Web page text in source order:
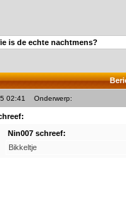
is de echte nachtmens?
02:41 Onderwerp:
Nin007 schreef:
Bikkeltje